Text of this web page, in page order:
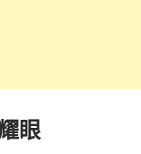
眼